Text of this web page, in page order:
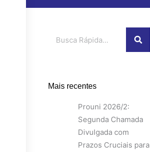
Mais recentes
Prouni 2026/2:
Segunda Chamada
Divulgada com
Prazos Cruciais para